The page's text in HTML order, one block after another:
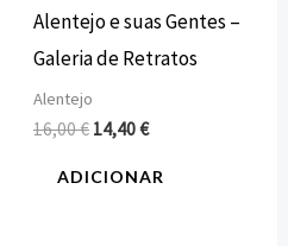
Alentejo e suas Gentes –
Galeria de Retratos
Alentejo
16,00€ 14,40€
ADICIONAR